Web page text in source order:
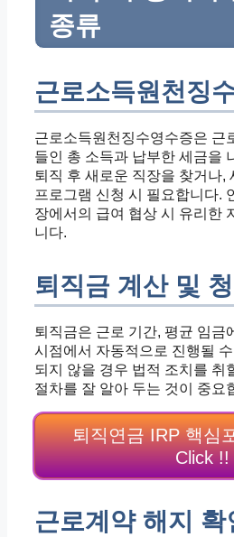
종류
근로소득원천징
근로소득원천징수영수증은 근
들인 총 소득과 납부한 세금을
퇴직 후 새로운 직장을 찾거나,
프로그램 신청 시 필요합니다.
장에서의 급여 협상 시 유리한
니다.
퇴직금 계산 및
퇴직금은 근로 기간, 평균 임금
시점에서 자동적으로 진행될
되지 않을 경우 법적 조치를 취
절차를 잘 알아 두는 것이 중요
퇴직연금 IRP 핵심
Click !!
근로계약 해지 확